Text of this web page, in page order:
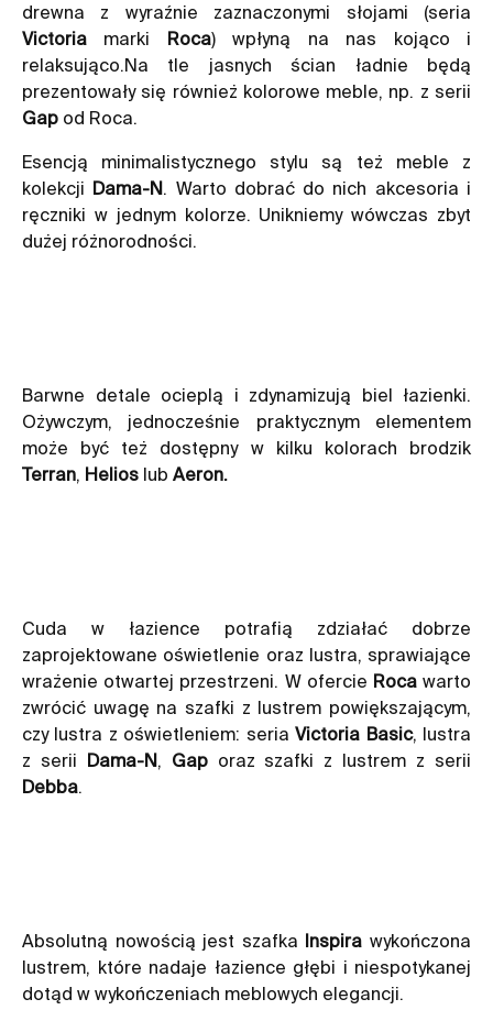
drewna z wyraźnie zaznaczonymi słojami (seria
Victoria marki Roca) wpłyną na nas kojąco i
relaksująco.Na tle jasnych ścian ładnie będą
prezentowały się również kolorowe meble, np. z serii
Gap od Roca.
Esencją minimalistycznego stylu są też meble z
kolekcji Dama-N . Warto dobrać do nich akcesoria i
ręczniki w jednym kolorze. Unikniemy wówczas zbyt
dużej różnorodności.
Barwne detale ocieplą i zdynamizują biel łazienki.
Ożywczym, jednocześnie praktycznym elementem
może być też dostępny w kilku kolorach brodzik
Terran Helios lub Aeron
Cuda w łazience potrafią zdziałać dobrze
zaprojektowane oświetlenie oraz lustra, sprawiające
wrażenie otwartej przestrzeni. W ofercie Rocawarto
zwrócić uwagę na szafki z lustrem powiększającym,
czy lustra z oświetleniem: seriaVictoria Basic, lustra
z serii Dama-N Gaporaz szafki z lustrem z serii
Debba
Absolutną nowością jest szafka Inspira wykończona
lustrem, które nadaje łazience głębi i niespotykanej
dotąd w wykończeniach meblowych elegancji.